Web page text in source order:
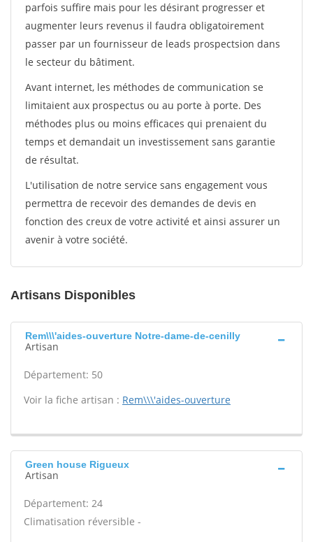
parfois suffire mais pour les désirant progresser et
augmenter leurs revenus il faudra obligatoirement
passer par un fournisseur de leads prospectsion dans
le secteur du bâtiment.
Avant internet, les méthodes de communication se
limitaient aux prospectus ou au porte à porte. Des
méthodes plus ou moins efficaces qui prenaient du
temps et demandait un investissement sans garantie
de résultat.
L'utilisation de notre service sans engagement vous
permettra de recevoir des demandes de devis en
fonction des creux de votre activité et ainsi assurer un
avenir à votre société.
Artisans Disponibles
Rem\\\'aides-ouverture Notre-dame-de-cenilly
Artisan
Département: 50
Voir la fiche artisan : Rem\\\'aides-ouverture
Green house Rigueux
Artisan
Département: 24
Climatisation réversible -